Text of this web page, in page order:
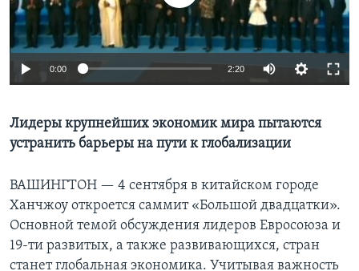
Learning English
СОЦИАЛЬНЫЕ СЕТИ
Языки
0:00 2:20
Лидеры крупнейших экономик мира пытаются
устранить барьеры на пути к глобализации
ВАШИНГТОН — 4 сентября в китайском городе
Ханчжоу откроется саммит «Большой двадцатки».
Основной темой обсуждения лидеров Евросоюза и
19-ти развитых, а также развивающихся, стран
станет глобальная экономика. Учитывая важность